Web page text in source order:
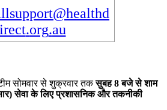
@healthd
irect.org.au
म समवर स शकरवर तक सबह 8 बज स शम
र) सव क लए परशसनक और तकनक